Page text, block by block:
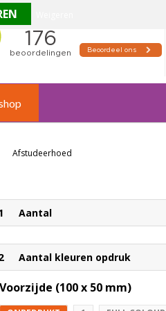
Afstudeerhoed
Aantal
Aantal kleuren opdruk
Voorzijde (100 x 50 mm)